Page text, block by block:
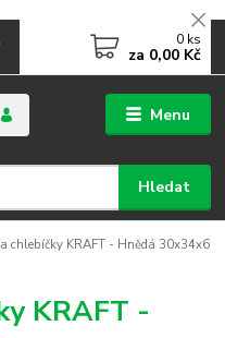
Menu
Hledat
0 ks
za 0,00 Kč
chlebíčky KRAFT - Hnědá 30x34x6
KRAFT -